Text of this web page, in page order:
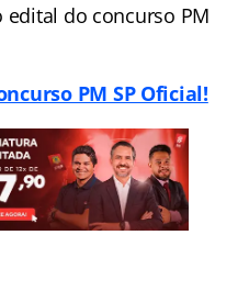
do concurso PM
PM SP Oficial!